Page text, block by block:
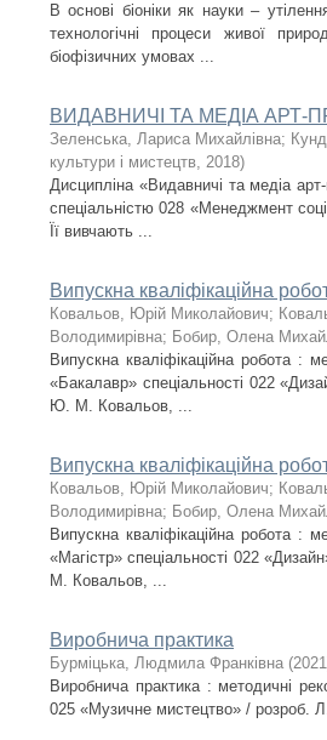
В основі біоніки як науки –
технологічні процеси живої
біофізичних умовах ...
ВИДАВНИЧІ ТА МЕДІА АРТ-
Зеленська, Лариса Михайлівна;
культури і мистецтв, 2018)
Дисципліна «Видавничі та медіа
спеціальністю 028 «Менеджмент
Її вивчають ...
Випускна кваліфікаційна
Ковальов, Юрій Миколайович;
Володимирівна; Бобир, Олена
Випускна кваліфікаційна робота :
«Бакалавр» спеціальності 022
Ю. М. Ковальов, ...
Випускна кваліфікаційна
Ковальов, Юрій Миколайович;
Володимирівна; Бобир, Олена
Випускна кваліфікаційна робота :
«Магістр» спеціальності 022
М. Ковальов, ...
Виробнича практика
Бурміцька, Людмила Франківна (2021
Виробнича практика : методичні
025 «Музичне мистецтво» / розроб.